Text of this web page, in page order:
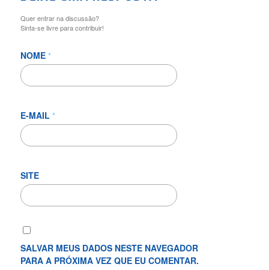
Quer entrar na discussão?
Sinta-se livre para contribuir!
NOME *
E-MAIL *
SITE
SALVAR MEUS DADOS NESTE NAVEGADOR
PARA A PRÓXIMA VEZ QUE EU COMENTAR.